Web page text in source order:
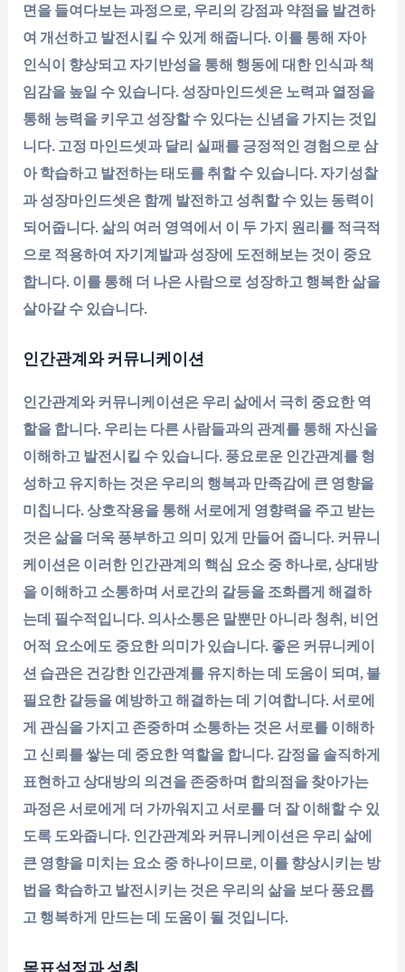
면을 들여다보는 과정으로, 우리의 강점과 약점을 발견하
여 개선하고 발전시킬 수 있게 해줍니다. 이를 통해 자아
인식이 향상되고 자기반성을 통해 행동에 대한 인식과 책
임감을 높일 수 있습니다. 성장마인드셋은 노력과 열정을
통해 능력을 키우고 성장할 수 있다는 신념을 가지는 것입
니다. 고정 마인드셋과 달리 실패를 긍정적인 경험으로 삼
아 학습하고 발전하는 태도를 취할 수 있습니다. 자기성찰
과 성장마인드셋은 함께 발전하고 성취할 수 있는 동력이
되어줍니다. 삶의 여러 영역에서 이 두 가지 원리를 적극적
으로 적용하여 자기계발과 성장에 도전해보는 것이 중요
합니다. 이를 통해 더 나은 사람으로 성장하고 행복한 삶을
살아갈 수 있습니다.
인간관계와 커뮤니케이션
인간관계와 커뮤니케이션은 우리 삶에서 극히 중요한 역
할을 합니다. 우리는 다른 사람들과의 관계를 통해 자신을
이해하고 발전시킬 수 있습니다. 풍요로운 인간관계를 형
성하고 유지하는 것은 우리의 행복과 만족감에 큰 영향을
미칩니다. 상호작용을 통해 서로에게 영향력을 주고 받는
것은 삶을 더욱 풍부하고 의미 있게 만들어 줍니다. 커뮤니
케이션은 이러한 인간관계의 핵심 요소 중 하나로, 상대방
을 이해하고 소통하며 서로간의 갈등을 조화롭게 해결하
는데 필수적입니다. 의사소통은 말뿐만 아니라 청취, 비언
어적 요소에도 중요한 의미가 있습니다. 좋은 커뮤니케이
션 습관은 건강한 인간관계를 유지하는 데 도움이 되며, 불
필요한 갈등을 예방하고 해결하는 데 기여합니다. 서로에
게 관심을 가지고 존중하며 소통하는 것은 서로를 이해하
고 신뢰를 쌓는 데 중요한 역할을 합니다. 감정을 솔직하게
표현하고 상대방의 의견을 존중하며 합의점을 찾아가는
과정은 서로에게 더 가까워지고 서로를 더 잘 이해할 수 있
도록 도와줍니다. 인간관계와 커뮤니케이션은 우리 삶에
큰 영향을 미치는 요소 중 하나이므로, 이를 향상시키는 방
법을 학습하고 발전시키는 것은 우리의 삶을 보다 풍요롭
고 행복하게 만드는 데 도움이 될 것입니다.
목표설정과 성취